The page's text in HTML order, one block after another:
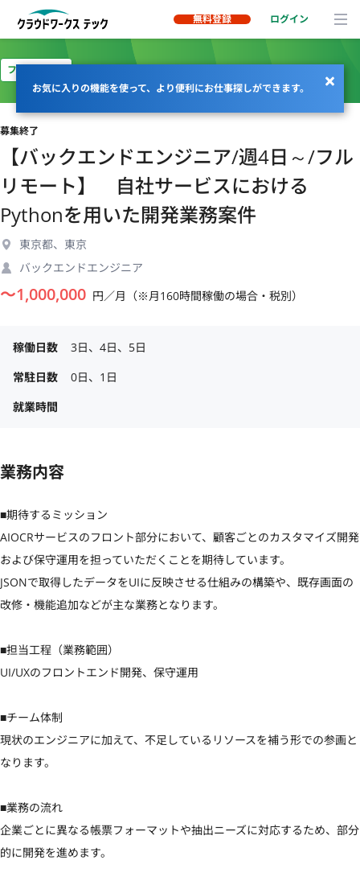
無料登録 ログイン
お気に入りの機能を使って、より便利にお仕事探しができます。
フルリモート
募集終了
【バックエンドエンジニア/週4日～/フル
リモート】 自社サービスにおける
Pythonを用いた開発業務案件
東京都、東京
バックエンドエンジニア
〜1,000,000 円／月（※月160時間稼働の場合・税別）
稼働日数
3日、4日、5日
常駐日数
0日、1日
就業時間
業務内容
■期待するミッション
AIOCRサービスのフロント部分において、顧客ごとのカスタマイズ開発
および保守運用を担っていただくことを期待しています。
JSONで取得したデータをUIに反映させる仕組みの構築や、既存画面の
改修・機能追加などが主な業務となります。
■担当工程（業務範囲）
UI/UXのフロントエンド開発、保守運用
■チーム体制
現状のエンジニアに加えて、不足しているリソースを補う形での参画と
なります。
■業務の流れ
企業ごとに異なる帳票フォーマットや抽出ニーズに対応するため、部分
的に開発を進めます。